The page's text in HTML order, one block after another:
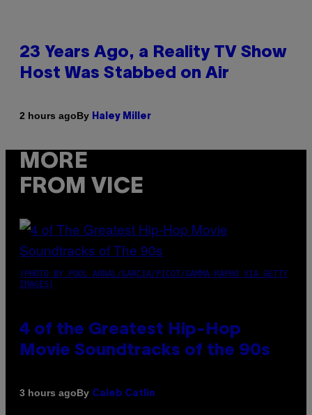
23 Years Ago, a Reality TV Show
Host Was Stabbed on Air
2 hours agoBy Haley Miller
MORE
FROM VICE
(PHOTO BY POOL ARNAL/GARCIA/PICOT/GAMMA-RAPHO VIA GETTY
IMAGES)
4 of the Greatest Hip-Hop
Movie Soundtracks of the 90s
3 hours agoBy Caleb Catlin